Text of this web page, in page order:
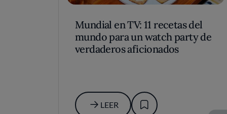
Mundial en TV: 11 recetas del
mundo para un watch party de
verdaderos aficionados
LEER